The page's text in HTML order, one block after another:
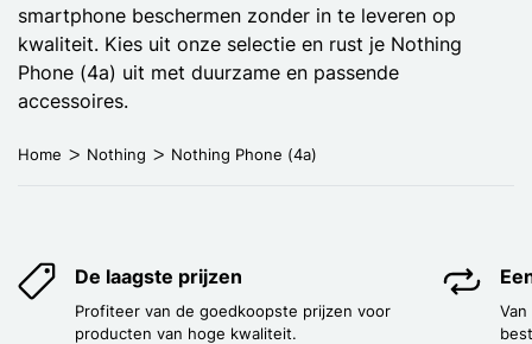
smartphone beschermen zonder in te leveren op
kwaliteit. Kies uit onze selectie en rust je Nothing
Phone (4a) uit met duurzame en passende
accessoires.
Home Nothing Nothing Phone (4a)
De laagste prijzen
Profiteer van de goedkoopste prijzen voor
producten van hoge kwaliteit.